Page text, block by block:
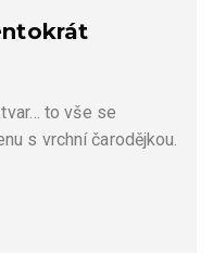
to vše se
s vrchní čarodějkou.